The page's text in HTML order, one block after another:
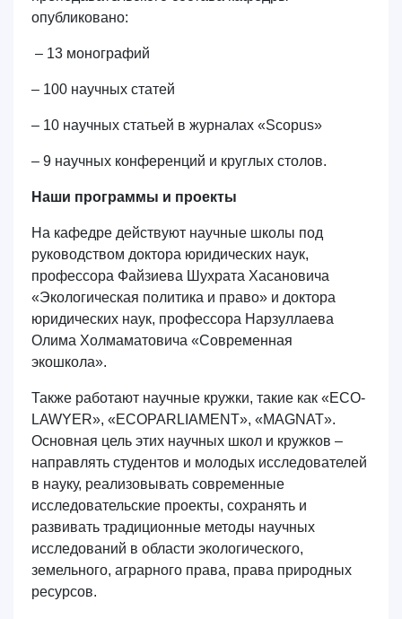
опубликовано:
– 13 монографий
– 100 научных статей
– 10 научных статьей в журналах «Scopus»
– 9 научных конференций и круглых столов.
Наши программы и проекты
На кафедре действуют научные школы под
руководством доктора юридических наук,
профессора Файзиева Шухрата Хасановича
«Экологическая политика и право» и доктора
юридических наук, профессора Нарзуллаева
Олима Холмаматовича «Современная
экошкола».
Также работают научные кружки, такие как «ECO-
LAWYER», «ECOPARLIAMENT», «MAGNAT».
Основная цель этих научных школ и кружков –
направлять студентов и молодых исследователей
в науку, реализовывать современные
исследовательские проекты, сохранять и
развивать традиционные методы научных
исследований в области экологического,
земельного, аграрного права, права природных
ресурсов.